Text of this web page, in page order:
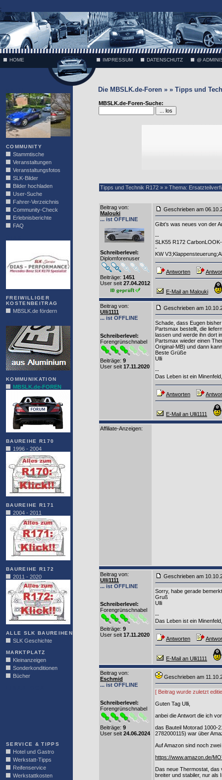
;
HOME IMPRESSUM DATENSCHUTZ @
COMMUNITY
Stammtische
Veranstaltungen
Veranstaltungsfotos
SLK-Bilder
Bilder hochladen
User-Suche
Fahrer-Verzeichnis
Community-Check
Erlebnisberichte
FAQ
FREIWILLIGER
KOSTENBEITRAG
MBSLK.de fördern
KOMMUNIKATION
MBSLK.de-FOREN
BAUREIHE R170
1996 - 2004
BAUREIHE R171
2004 - 2011
BAUREIHE R172
2011 - 2020
ALLE SLK BAUREIHEN
SLK Geschichte
MARKTPLATZ
Kleinanzeigen
Sonderkonditionen
Bücher
SERVICE & TIPPS
Hotel und Gastro
Werkstatt-Tipps
Reifenservice
Werkstattkosten
Die MBSLK.de-Foren » » Tipps und
MBSLK.de-Foren-Suche:
Tipps und Technik R172 » » Thema:
Beitrag von:
Malouki
... ist OFFLINE
Schreiberlevel:
Diplomforenuser
Beiträge: 1451
User seit 27.04.2012
Geschrieben am
Gibt’s was neues von der
--
SLK55 R172
-
KW
Antworten
E-Mail an Malouki
Beitrag von:
Ulli1111
... ist OFFLINE
Schreiberlevel:
Forengrünschnabel
Beiträge: 9
User seit 17.11.2020
Geschrieben am
Schade, dass Eugen
Partsmax bestellt, die
lassen und werde ihn dort
Partsmax wieder einen
Original-MB) und dann
Beste Grüße
Ulli
--
Das Leben ist ein
Antworten
E-Mail an Ulli1111
Affiliate-Anzeigen:
Beitrag von:
Ulli1111
... ist OFFLINE
Schreiberlevel:
Forengrünschnabel
Beiträge: 9
User seit 17.11.2020
Geschrieben am
Sorry, habe gerade
Gruß
Ulli
--
Das Leben ist ein
Antworten
E-Mail an Ulli1111
Beitrag von:
Eschmid
... ist OFFLINE
Schreiberlevel:
Forengrünschnabel
Beiträge: 9
User seit 24.06.2024
Geschrieben am
[ Beitrag wurde zuletzt
Guten Tag Ulli,
anbei die Antwort die ich
das Bauteil Motorad 1000-
2782000115) war über
Auf Amazon sind noch
https://www.amazon.de/
Das neue Thermostat, das
breiter und stabiler, nur als